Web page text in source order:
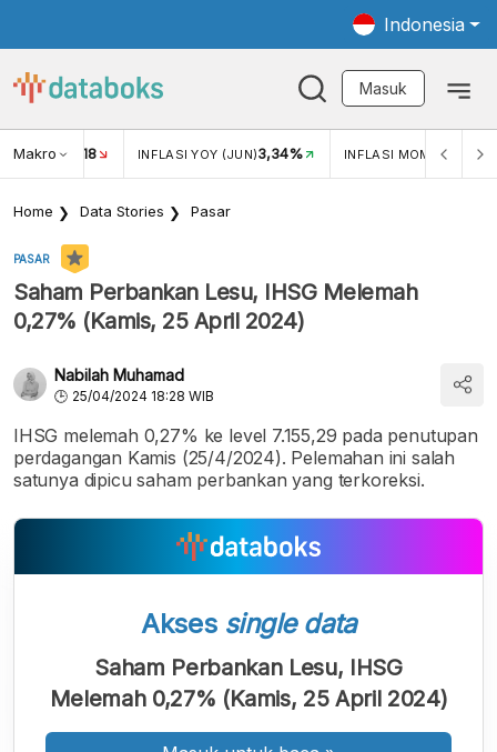
Indonesia
Masuk
Makro
USD/IDR 18 INFLASI YOY (JUN)3,34% INFLASI MOM (JUN)
Home Data Stories Pasar
PASAR
Saham Perbankan Lesu, IHSG Melemah
0,27% (Kamis, 25 April 2024)
Nabilah Muhamad
25/04/2024 18:28 WIB
IHSG melemah 0,27% ke level 7.155,29 pada penutupan
perdagangan Kamis (25/4/2024). Pelemahan ini salah
satunya dipicu saham perbankan yang terkoreksi.
Akses single data
Saham Perbankan Lesu, IHSG
Melemah 0,27% (Kamis, 25 April 2024)